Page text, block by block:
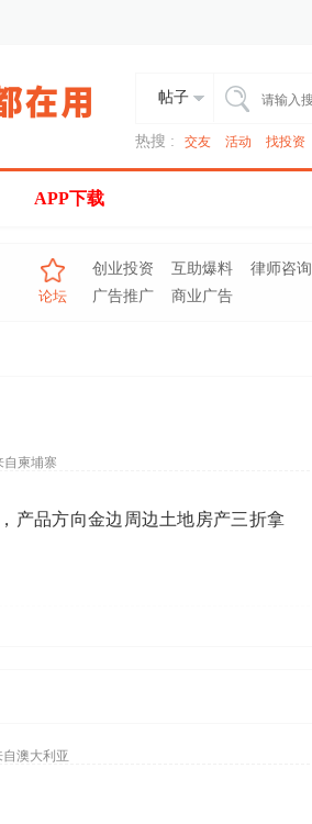
帖子
热搜 : 交友 活动 找投资
APP下载
论坛
创业投资 互助爆料
律师咨询
广告推广
商业广告
自柬埔寨
产品方向金边周边土地房产三折拿
自澳大利亚